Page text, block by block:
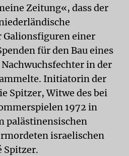
Zeitung«, dass der
Galionsfiguren einer
für den Bau eines
in der
Initiatorin der
Spitzer, Witwe des bei
1972 in
palästinensischen
israelischen
Spitzer.